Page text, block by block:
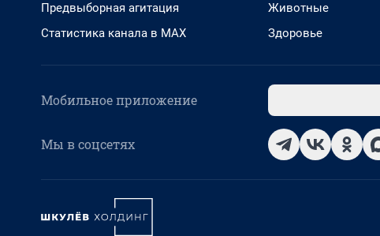
Предвыборная агитация
Статистика канала в MAX
Животные
Здоровье
Мобильное приложение
Мы в соцсетях